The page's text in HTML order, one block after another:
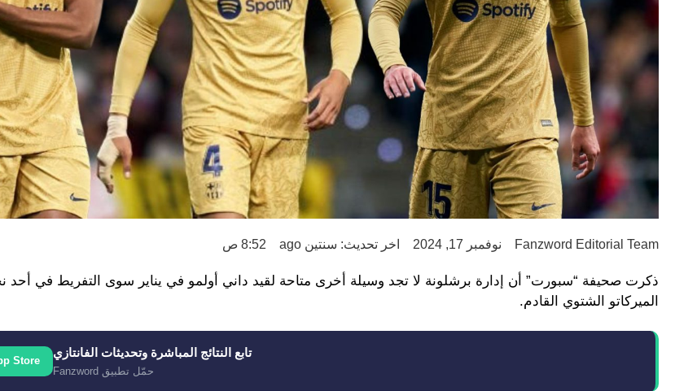
Fanzword Editorial Team نوفمبر 17, 2024 اخر تحديث: سنتين ago 8:52 ص
ذكرت صحيفة “سبورت” أن إدارة برشلونة لا تجد وسيلة أخرى متاحة لقيد داني أولمو في يناير سوى التفريط في أحد
الميركاتو الشتوي القادم.
تابع النتائج المباشرة وتحديثات الفانتازي
حمّل تطبيق Fanzword
Store